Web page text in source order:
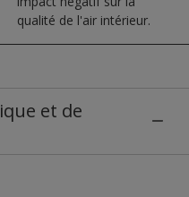
qualité de l'air intérieur.
et de